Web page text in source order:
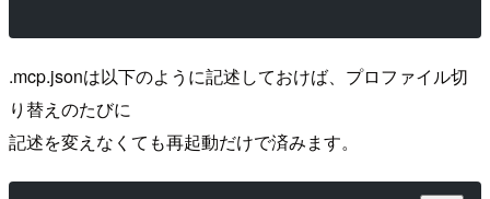
.mcp.jsonは以下のように記述しておけば、プロファイル切
り替えのたびに
記述を変えなくても再起動だけで済みます。